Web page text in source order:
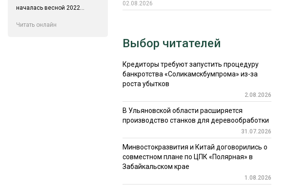
началась весной 2022...
Читать онлайн
02.08.2026
Выбор читателей
Кредиторы требуют запустить процедуру
банкротства «Соликамскбумпрома» из-за
роста убытков
2.08.2026
В Ульяновской области расширяется
производство станков для деревообработки
31.07.2026
Минвостокразвития и Китай договорились о
совместном плане по ЦПК «Полярная» в
Забайкальском крае
1.08.2026